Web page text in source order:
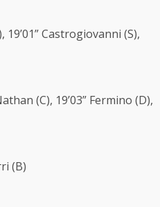
19’01” Castrogiovanni (S),
(C), 19’03” Fermino (D),
(B)